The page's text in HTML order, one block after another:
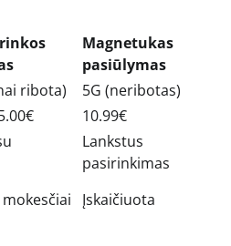
Magnetukas
pasiūlymas
ribota)
5G (neribotas)
10.99€
Lankstus
pasirinkimas
Įskaičiuota